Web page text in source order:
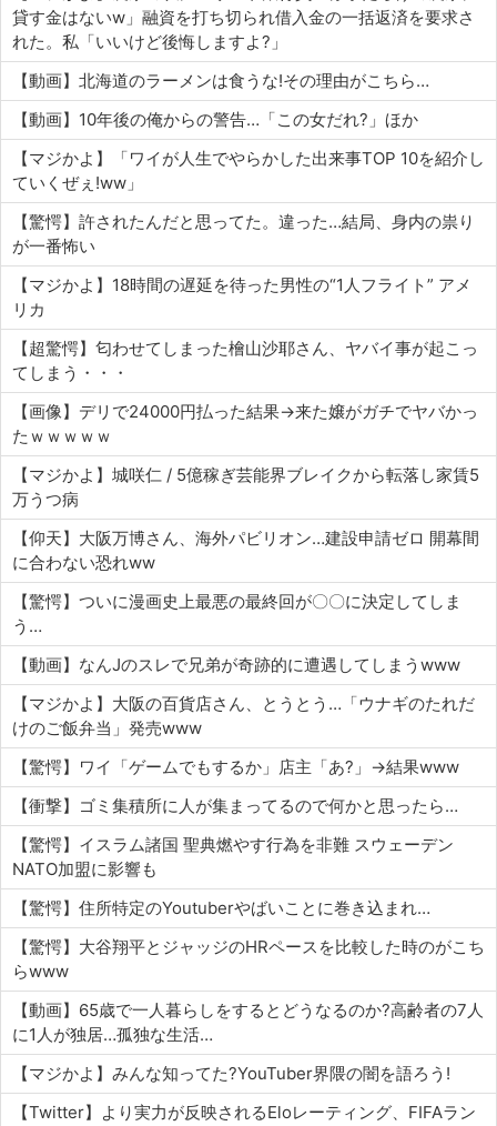
貸す金はないw」融資を打ち切られ借入金の一括返済を要求さ
れた。私「いいけど後悔しますよ?」
【動画】北海道のラーメンは食うな!その理由がこちら…
【動画】10年後の俺からの警告…「この女だれ?」ほか
【マジかよ】「ワイが人生でやらかした出来事TOP 10を紹介し
ていくぜぇ!ww」
【驚愕】許されたんだと思ってた。違った…結局、身内の祟り
が一番怖い
【マジかよ】18時間の遅延を待った男性の“1人フライト” アメ
リカ
【超驚愕】匂わせてしまった檜山沙耶さん、ヤバイ事が起こっ
てしまう・・・
【画像】デリで24000円払った結果→来た嬢がガチでヤバかっ
たｗｗｗｗｗ
【マジかよ】城咲仁 / 5億稼ぎ芸能界ブレイクから転落し家賃5
万うつ病
【仰天】大阪万博さん、海外パビリオン…建設申請ゼロ 開幕間
に合わない恐れww
【驚愕】ついに漫画史上最悪の最終回が〇〇に決定してしま
う…
【動画】なんJのスレで兄弟が奇跡的に遭遇してしまうwww
【マジかよ】大阪の百貨店さん、とうとう…「ウナギのたれだ
けのご飯弁当」発売www
【驚愕】ワイ「ゲームでもするか」店主「あ?」→結果www
【衝撃】ゴミ集積所に人が集まってるので何かと思ったら…
【驚愕】イスラム諸国 聖典燃やす行為を非難 スウェーデン
NATO加盟に影響も
【驚愕】住所特定のYoutuberやばいことに巻き込まれ…
【驚愕】大谷翔平とジャッジのHRペースを比較した時のがこち
らwww
【動画】65歳で一人暮らしをするとどうなるのか?高齢者の7人
に1人が独居…孤独な生活…
【マジかよ】みんな知ってた?YouTuber界隈の闇を語ろう!
【Twitter】より実力が反映されるEloレーティング、FIFAラン